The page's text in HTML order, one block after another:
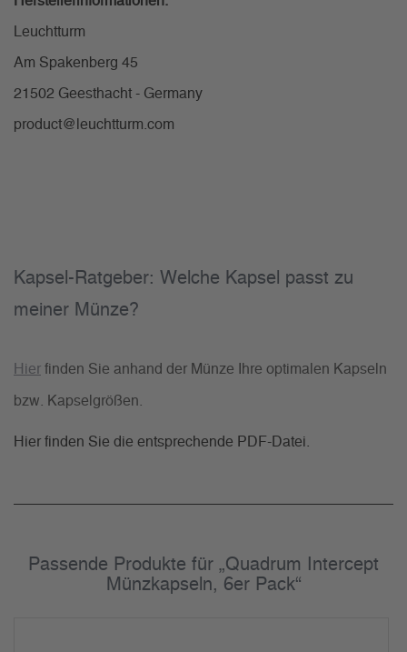
Leuchtturm
Am Spakenberg 45
21502 Geesthacht - Germany
product@leuchtturm.com
Kapsel-Ratgeber: Welche Kapsel passt zu
meiner Münze?
Hier finden Sie anhand der Münze Ihre optimalen Kapseln
bzw. Kapselgrößen.
Hier finden Sie die entsprechende PDF-Datei.
Passende Produkte für „Quadrum Intercept
Münzkapseln, 6er Pack“